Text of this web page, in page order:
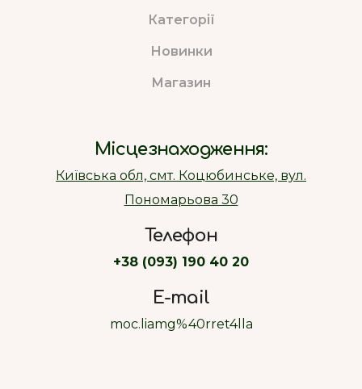
Категорії
Новинки
Магазин
Місцезнаходження:
Київська обл, смт. Коцюбинське, вул.
Пономарьова 30
Телефон
+38 (093) 190 40 20
E-mail
moc.liamg%40rret4lla